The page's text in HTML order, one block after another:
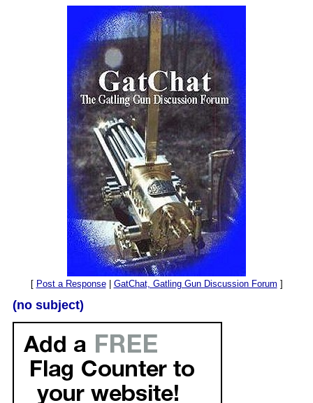
[ Post a Response| GatChat, Gatling Gun Discussion Forum ]
(no subject)